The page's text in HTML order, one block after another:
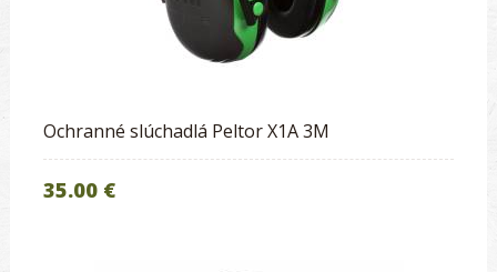
Ochranné slúchadlá Peltor X1A 3M
35.00 €